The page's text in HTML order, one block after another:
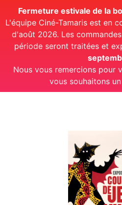
Fermeture estivale de la
L'équipe Ciné-Tamaris est en
d'août 2026. Les
période seront traitées et
Nous vous remercions pour
vous souhaitons